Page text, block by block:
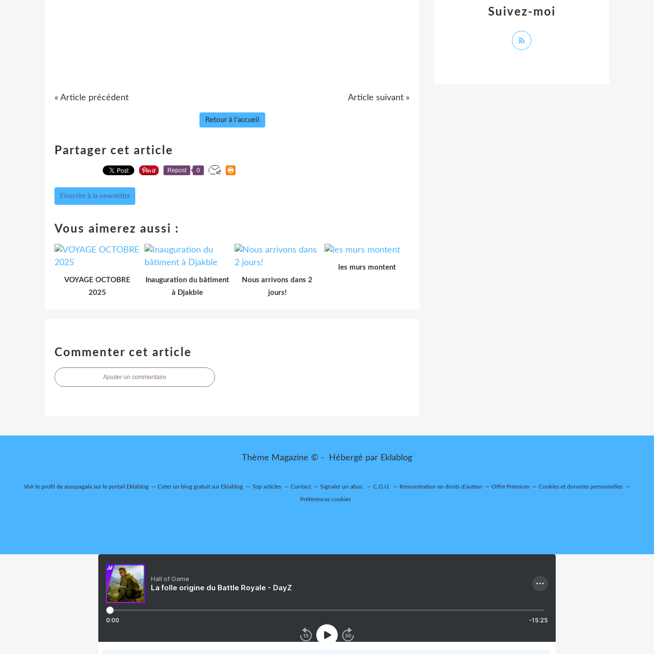
« Article précédent Article suivant »
Retour à l'accueil
Partager cet article
Repost 0
S'inscrire à la newsletter
Vous aimerez aussi :
VOYAGE OCTOBRE
2025
Inauguration du bâtiment
à Djakble
Nous arrivons dans 2
jours!
les murs montent
Commenter cet article
Ajouter un commentaire
Suivez-moi
Thème Magazine © - Hébergé par Eklablog
Voir le profil de assopagala sur le portail Eklablog Créer un blog gratuit sur Eklablog Top articles Contact Signaler un abus C.G.U. Rémunération en droits d'auteur Offre Premium Cookies et données personnelles
Préférences cookies
Hall of Game
La folle origine du Battle Royale - DayZ
0:00 -15:25